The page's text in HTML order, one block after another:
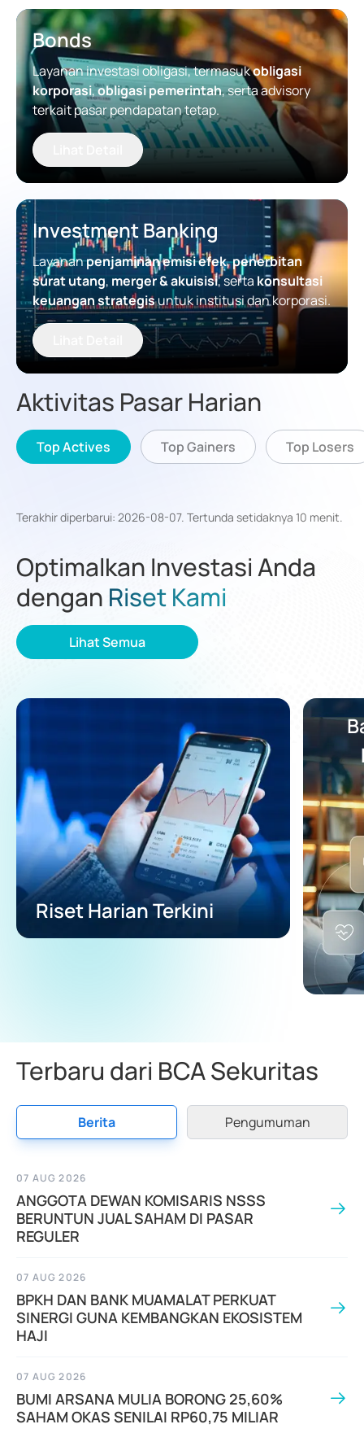
Bonds
Layanan investasi obligasi, termasukobligasi
korporasi,obligasi pemerintah, serta advisory
terkait pasar pendapatan tetap.
Investment Banking
Layananpenjaminan emisi efek,penerbitan
surat utang, merger & akuisisi, serta konsultasi
keuangan strategisuntuk institusi dan korporasi.
Aktivitas Pasar Harian
Top Actives Top Gainers Top Losers
Terakhir diperbarui: 2026-08-07. Tertunda setidaknya 10 menit.
Optimalkan Investasi Anda
dengan Riset Kami
Lihat Semua
Riset Harian Terkini
Terbaru dari BCA Sekuritas
Berita Pengumuman
07 AUG 2026
ANGGOTA DEWAN KOMISARIS NSSS
BERUNTUN JUAL SAHAM DI PASAR
REGULER
07 AUG 2026
BPKH DAN BANK MUAMALAT PERKUAT
SINERGI GUNA KEMBANGKAN EKOSISTEM
HAJI
07 AUG 2026
BUMI ARSANA MULIA BORONG 25,60%
SAHAM OKAS SENILAI RP60,75 MILIAR